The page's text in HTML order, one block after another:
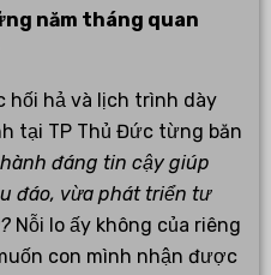
năm tháng quan
hối hả và lịch trình dày
tại TP Thủ Đức từng băn
đáng tin cậy giúp
đáo, vừa phát triển tư
Nỗi lo ấy không của riêng
con mình nhận được